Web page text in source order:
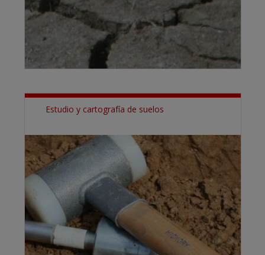
Estudio y cartografía de suelos